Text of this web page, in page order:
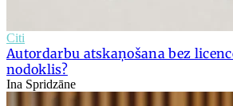
Citi
Autordarbu atskaņošana bez
nodoklis?
Ina Spridzāne